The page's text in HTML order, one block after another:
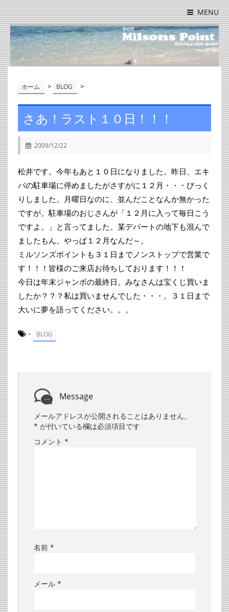
MENU
ホーム > BLOG >
さあ！ラスト１０日！！！
2009/12/22
松井です。今年もあと１０日になりました。昨日、エキ
パの駐車場に停めましたがさすがに１２月・・・びっく
りしました。月曜日なのに、並んだことなんか無かった
ですが。駐車場のおじさんが「１２月に入って毎日こう
ですよ。」と言ってました。某デパートの地下も混んで
ましたもん。やっぱ１２月なんだ～。
ミルソンズポイントも３１日までノンストップで営業で
す！！！皆様のご来店お待ちしております！！！
今日は年末ジャンボの最終日。みなさんは宝くじ買いま
したか？？？私は買いませんでした・・・。３１日まで
大いに夢を語ってください。。。
- BLOG
Message
メールアドレスが公開されることはありません。
* が付いている欄は必須項目です
コメント *
名前 *
メール *